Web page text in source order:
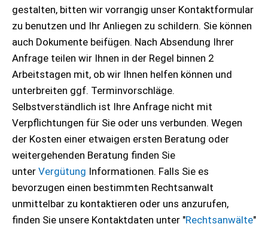
gestalten, bitten wir vorrangig unser Kontaktformular
zu benutzen und Ihr Anliegen zu schildern. Sie können
auch Dokumente beifügen. Nach Absendung Ihrer
Anfrage teilen wir Ihnen in der Regel binnen 2
Arbeitstagen mit, ob wir Ihnen helfen können und
unterbreiten ggf. Terminvorschläge.
Selbstverständlich ist Ihre Anfrage nicht mit
Verpflichtungen für Sie oder uns verbunden. Wegen
der Kosten einer etwaigen ersten Beratung oder
weitergehenden Beratung finden Sie
unter Vergütung Informationen. Falls Sie es
bevorzugen einen bestimmten Rechtsanwalt
unmittelbar zu kontaktieren oder uns anzurufen,
finden Sie unsere Kontaktdaten unter "Rechtsanwälte"